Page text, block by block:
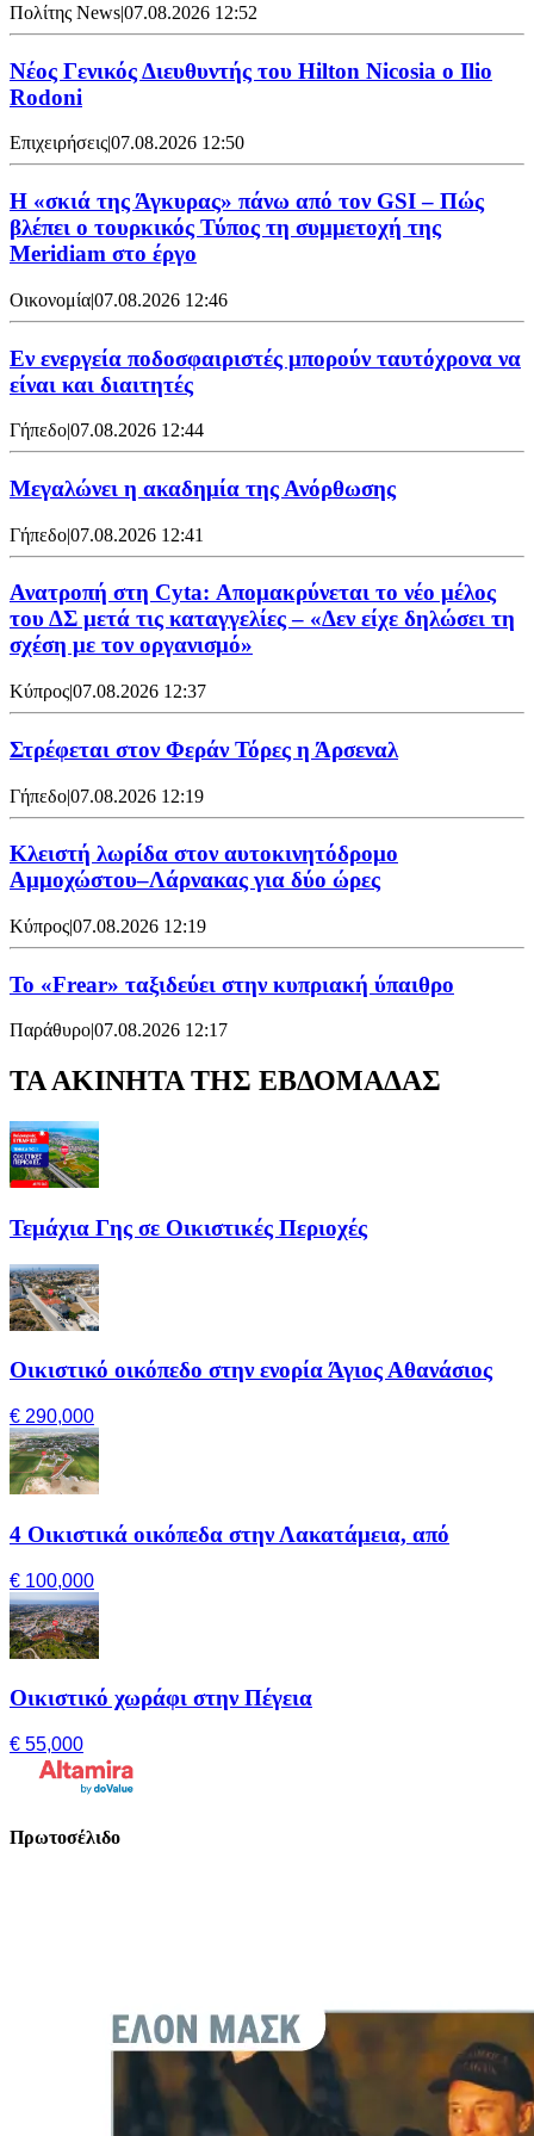
Πολίτης News|07.08.2026 12:52
Νέος Γενικός Διευθυντής του Hilton Nicosia ο Ilio
Rodoni
Επιχειρήσεις|07.08.2026 12:50
H «σκιά της Άγκυρας» πάνω από τον GSI – Πώς
βλέπει ο τουρκικός Τύπος τη συμμετοχή της
Meridiam στο έργο
Οικονομία|07.08.2026 12:46
Εν ενεργεία ποδοσφαιριστές μπορούν ταυτόχρονα να
είναι και διαιτητές
Γήπεδο|07.08.2026 12:44
Μεγαλώνει η ακαδημία της Ανόρθωσης
Γήπεδο|07.08.2026 12:41
Ανατροπή στη Cyta: Απομακρύνεται το νέο μέλος
του ΔΣ μετά τις καταγγελίες – «Δεν είχε δηλώσει τη
σχέση με τον οργανισμό»
Κύπρος|07.08.2026 12:37
Στρέφεται στον Φεράν Τόρες η Άρσεναλ
Γήπεδο|07.08.2026 12:19
Κλειστή λωρίδα στον αυτοκινητόδρομο
Αμμοχώστου–Λάρνακας για δύο ώρες
Κύπρος|07.08.2026 12:19
To «Frear» ταξιδεύει στην κυπριακή ύπαιθρο
Παράθυρο07.08.2026 12:17
ΤΑ ΑΚΙΝΗΤΑ ΤΗΣ ΕΒΔΟΜΑΔΑΣ
Τεμάχια Γης σε Οικιστικές Περιοχές
Οικιστικό οικόπεδο στην ενορία Άγιος Αθανάσιος
€ 290,000
4 Οικιστικά οικόπεδα στην Λακατάμεια, από
€ 100,000
Οικιστικό χωράφι στην Πέγεια
€ 55,000
Πρωτοσέλιδο